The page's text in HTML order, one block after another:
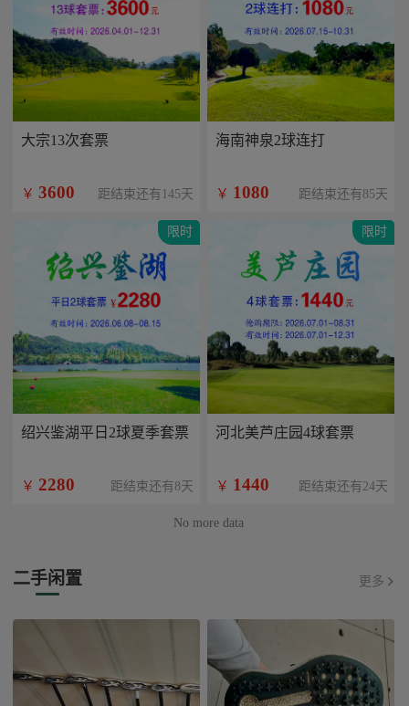
大宗13次套票
￥ 3600 距结束还有145天
海南神泉2球连打
￥ 1080 距结束还有85天
限时
绍兴鉴湖平日2球夏季套票
￥ 2280 距结束还有8天
限时
河北美芦庄园4球套票
￥ 1440 距结束还有24天
No more data
二手闲置 更多